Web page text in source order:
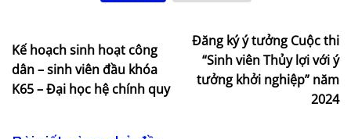
Kế hoạch sinh hoạt công
dân – sinh viên đầu khóa
K65 – Đại học hệ chính quy
Đăng ký ý tưởng Cuộc thi
“Sinh viên Thủy lợi với ý
tưởng khởi nghiệp” năm
2024